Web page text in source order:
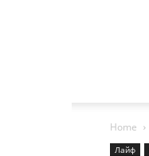
Home
Лайф